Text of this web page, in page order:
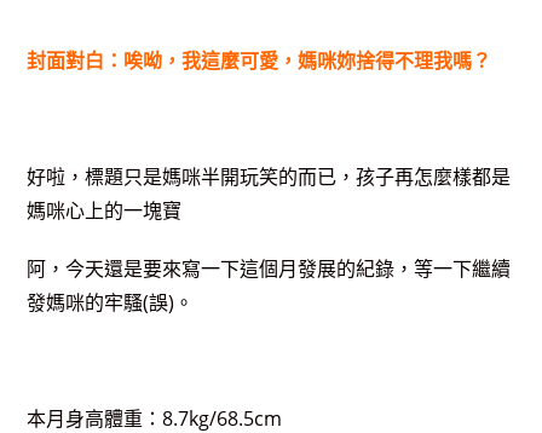
封面對白：唉呦，我這麼可愛，媽咪妳捨得不理我嗎？
好啦，標題只是媽咪半開玩笑的而已，孩子再怎麼樣都是
媽咪心上的一塊寶
阿，今天還是要來寫一下這個月發展的紀錄，等一下繼續
發媽咪的牢騷(誤)。
本月身高體重：8.7kg/68.5cm